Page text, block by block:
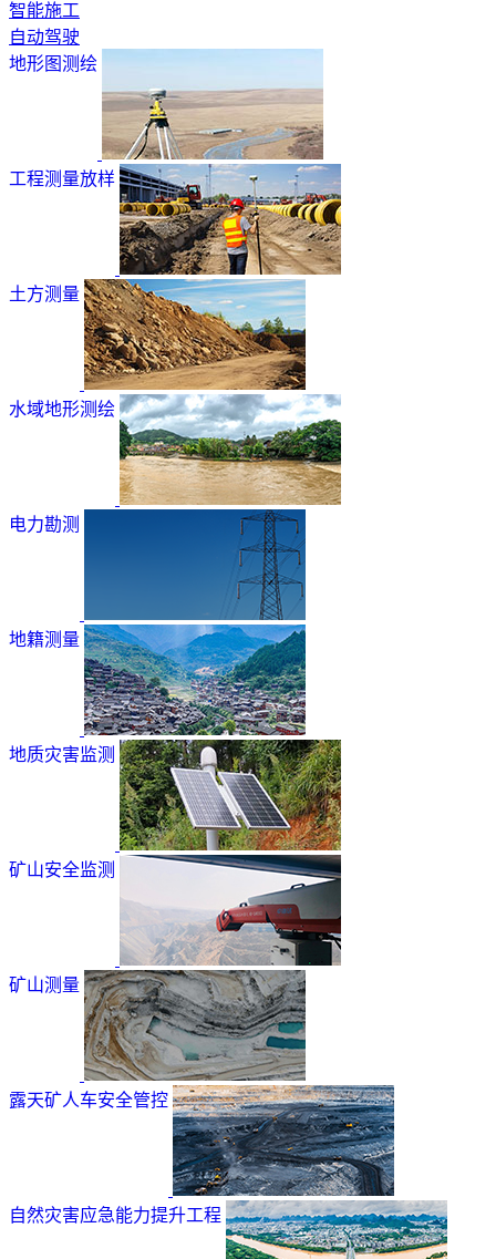
智能施工
自动驾驶
地形图测绘
工程测量放样
土方测量
水域地形测绘
电力勘测
地籍测量
地质灾害监测
矿山安全监测
矿山测量
露天矿人车安全管控
自然灾害应急能力提升工程